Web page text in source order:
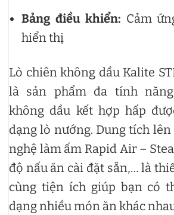
Bảng điều khiển: Cảm
hiển thị
Lò chiên không dầu Kalite
là sản phẩm đa tính
không dầu kết hợp hấp
dạng lò nướng. Dung tích lên
nghệ làm ấm Rapid Air –
độ nấu ăn cài đặt sẵn,… là
cùng tiện ích giúp bạn có
dạng nhiều món ăn khác